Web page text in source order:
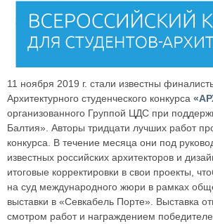
11 ноября 2019 г. стали известны
Архитектурного студенческого конкурса
организованного Группой ЦДС при
Балтия». Авторы тридцати лучших работ
конкурса. В течение месяца они под
известных российских архитекторов и
итоговые корректировки в свои проекты,
на суд международного жюри в рамках
выставки в «Севкабель Порте». Выставка
смотром работ и награждением